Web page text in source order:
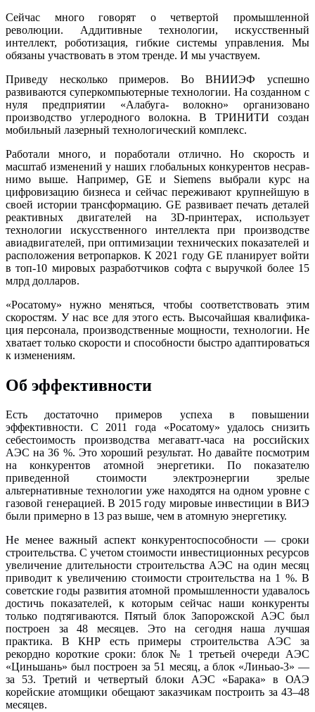
Сейчас много говорят о четвертой про­мышленной
революции. Аддитивные технологии, искусственный
интеллект, роботизация, гибкие системы управ­ления. Мы
обязаны участвовать в этом тренде. И мы участвуем.
Приведу несколько примеров. Во ВНИИЭФ успешно
развиваются су­перкомпьютерные технологии. На со­зданном с
нуля предприятии «Алабуга- волокно» организовано
производство углеродного волокна. В ТРИНИТИ создан
мобильный лазерный технологический комплекс.
Работали много, и поработали отлич­но. Но скорость и
масштаб изменений у наших глобальных конкурентов несрав­
нимо выше. Например, GE и Siemens вы­брали курс на
цифровизацию бизнеса и сейчас переживают крупнейшую в
сво­ей истории трансформацию. GE разви­вает печать деталей
реактивных дви­гателей на 3D-принтерах, использует
технологии искусственного интеллек­та при производстве
авиадвигателей, при оптимизации технических пока­зателей и
расположения ветропарков. К 2021 году GE планирует войти
в топ-10 мировых разработчиков софта с выруч­кой более 15
млрд долларов.
«Росатому» нужно меняться, чтобы со­ответствовать этим
скоростям. У нас все для этого есть. Высочайшая квалифика­
ция персонала, производственные мощ­ности, технологии. Не
хватает только скорости и способности быстро адапти­роваться
к изменениям.
Об эффективности
Есть достаточно примеров успеха в повышении
эффективности. С 2011 года «Росатому» удалось снизить
себестоимость производства мегаватт-часа на российских
АЭС на 36 %. Это хороший результат. Но давайте посмотрим
на конкурентов атомной энергетики. По показателю
приведенной стоимости электроэнергии зрелые
альтернативные технологии уже находятся на од­ном уровне с
газовой генерацией. В 2015 году мировые инвестиции в ВИЭ
были примерно в 13 раз выше, чем в атомную энергетику.
Не менее важный аспект конкурентоспособности — сроки
строитель­ства. С учетом стоимости инвестиционных ресурсов
увеличение длитель­ности строительства АЭС на один месяц
приводит к увеличению стоимости строительства на 1 %. В
советские годы развития атомной промышленности удавалось
достичь показателей, к которым сейчас наши конкуренты
только подтягиваются. Пятый блок Запорожской АЭС был
построен за 48 месяцев. Это на сегодня наша лучшая
практика. В КНР есть примеры строительства АЭС за
рекордно короткие сроки: блок № 1 третьей очереди АЭС
«Цинь­шань» был построен за 51 месяц, а блок «Линьао-3» —
за 53. Третий и чет­вертый блоки АЭС «Барака» в ОАЭ
корейские атомщики обещают заказчи­кам построить за 43–48
месяцев.